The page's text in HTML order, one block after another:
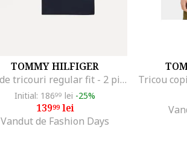
TOMMY HILFIGER
Set de tricouri regular fit - 2 piese, Alb/Albastru inchis
Initial: 18699 lei -25%
13999lei
Vandut de Fashion Days
Tricou